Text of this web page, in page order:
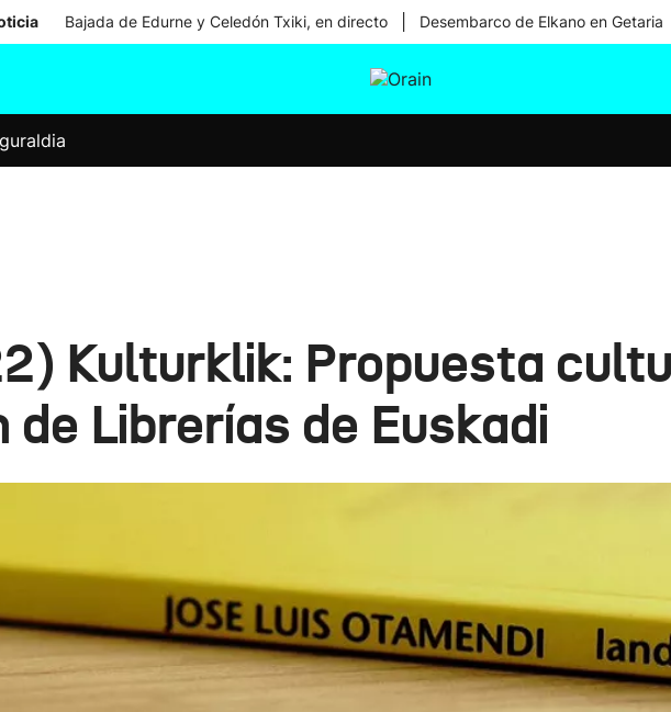
Bajada de Edurne y Celedón Txiki, en directo Desembarco de Elkano en Getaria
Kulturklik: Propuesta
de Librerías de Euskadi